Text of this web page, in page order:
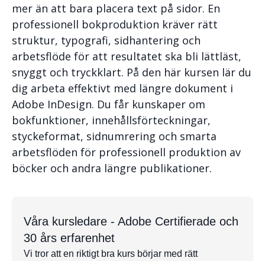
mer än att bara placera text på sidor. En
professionell bokproduktion kräver rätt
struktur, typografi, sidhantering och
arbetsflöde för att resultatet ska bli lättläst,
snyggt och tryckklart. På den här kursen lär du
dig arbeta effektivt med längre dokument i
Adobe InDesign. Du får kunskaper om
bokfunktioner, innehållsförteckningar,
styckeformat, sidnumrering och smarta
arbetsflöden för professionell produktion av
böcker och andra längre publikationer.
Våra kursledare - Adobe Certifierade och
30 års erfarenhet
Vi tror att en riktigt bra kurs börjar med rätt